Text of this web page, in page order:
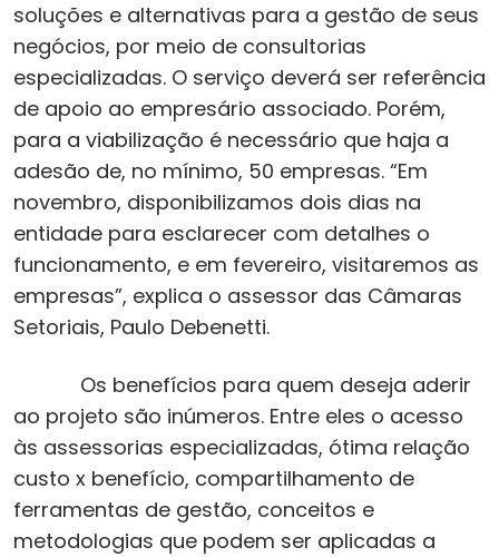
soluções e alternativas para a gestão de seus
negócios, por meio de consultorias
especializadas. O serviço deverá ser referência
de apoio ao empresário associado. Porém,
para a viabilização é necessário que haja a
adesão de, no mínimo, 50 empresas. “Em
novembro, disponibilizamos dois dias na
entidade para esclarecer com detalhes o
funcionamento, e em fevereiro, visitaremos as
empresas”, explica o assessor das Câmaras
Setoriais, Paulo Debenetti.
Os benefícios para quem deseja aderir
ao projeto são inúmeros. Entre eles o acesso
às assessorias especializadas, ótima relação
custo x benefício, compartilhamento de
ferramentas de gestão, conceitos e
metodologias que podem ser aplicadas a